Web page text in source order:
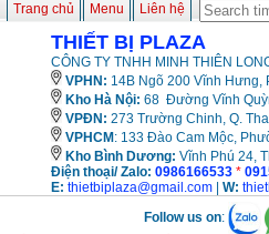
Trang chủ Menu Liên hệ
THIẾT BỊ PLAZA
CÔNG TY TNHH MINH THIÊN
VPHN: 14B Ngõ 200 Vĩnh Hưng,
Kho Hà Nội: 68 Đường Vĩnh
VPĐN: 273 Trường Chinh, Q.
VPHCM : 133 Đào Cam Mộc,
Kho Bình Dương: Vĩnh Phú 24,
Điện thoại/ Zalo: 0986166533 *
E: thietbiplaza@gmail.com W:
Follow us on: